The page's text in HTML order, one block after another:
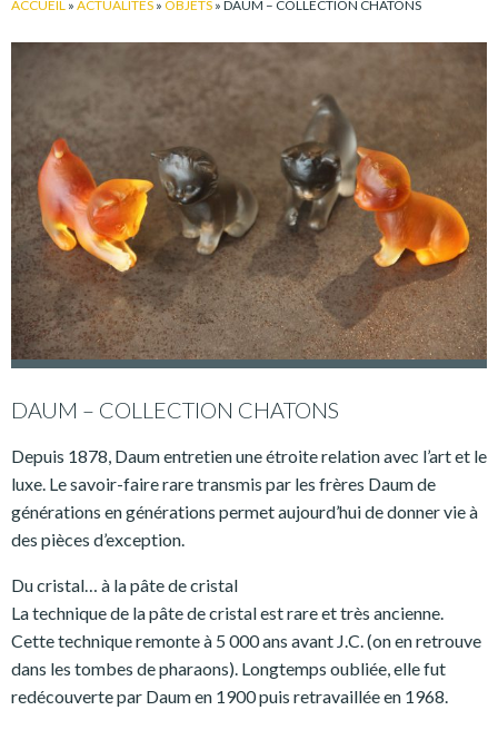
ACCUEIL » ACTUALITÉS » OBJETS » DAUM – COLLECTION CHATONS
DAUM – COLLECTION CHATONS
Depuis 1878, Daum entretien une étroite relation avec l’art et le
luxe. Le savoir-faire rare transmis par les frères Daum de
générations en générations permet aujourd’hui de donner vie à
des pièces d’exception.
Du cristal… à la pâte de cristal
La technique de la pâte de cristal est rare et très ancienne.
Cette technique remonte à 5 000 ans avant J.C. (on en retrouve
dans les tombes de pharaons). Longtemps oubliée, elle fut
redécouverte par Daum en 1900 puis retravaillée en 1968.